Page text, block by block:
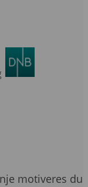
motiveres du